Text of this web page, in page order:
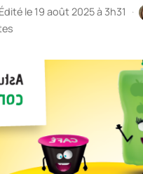
Édité le 19 août 2025 à 3h31 ·